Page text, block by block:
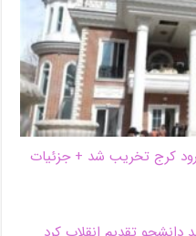
کرج تخریب شد + جزئیات